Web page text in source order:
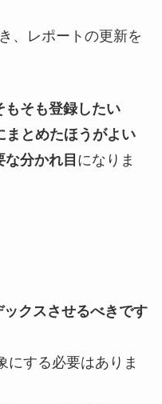
、レポートの更新を
もそも登録したい
まとめたほうがよい
分かれ目 になりま
クスさせるべきです
にする必要はありま